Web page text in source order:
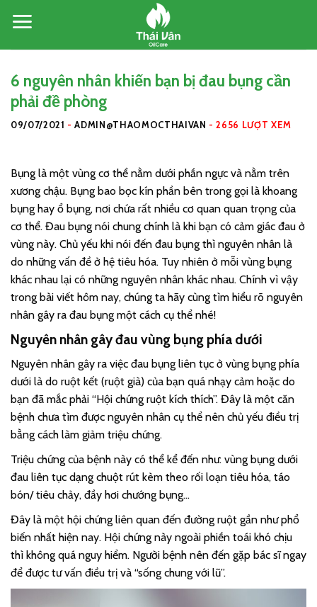
6 nguyên nhân khiến bạn bị đau bụng cần
phải đề phòng
09/07/2021 -ADMIN@THAOMOCTHAIVAN -2656 LƯỢT XEM
Bụng là một vùng cơ thể nằm dưới phần ngực và nằm trên
xương chậu. Bụng bao bọc kín phần bên trong gọi là khoang
bụng hay ổ bụng, nơi chứa rất nhiều cơ quan quan trọng của
cơ thể. Đau bụng nói chung chính là khi bạn có cảm giác đau ở
vùng này. Chủ yếu khi nói đến đau bụng thì nguyên nhân là
do những vấn đề ở hệ tiêu hóa. Tuy nhiên ở mỗi vùng bụng
khác nhau lại có những nguyên nhân khác nhau. Chính vì vậy
trong bài viết hôm nay, chúng ta hãy cùng tìm hiểu rõ nguyên
nhân gây ra đau bụng một cách cụ thể nhé!
Nguyên nhân gây đau vùng bụng phía dưới
Nguyên nhân gây ra việc đau bụng liên tục ở vùng bụng phía
dưới là do ruột kết (ruột già) của bạn quá nhạy cảm hoặc do
bạn đã mắc phải “Hội chứng ruột kích thích”. Đây là một căn
bệnh chưa tìm được nguyên nhân cụ thể nên chủ yếu điều trị
bằng cách làm giảm triệu chứng.
Triệu chứng của bệnh này có thể kể đến như: vùng bụng dưới
đau liên tục dạng chuột rút kèm theo rối loạn tiêu hóa, táo
bón/ tiêu chảy, đầy hơi chướng bụng…
Đây là một hội chứng liên quan đến đường ruột gần như phổ
biến nhất hiện nay. Hội chứng này ngoài phiền toái khó chịu
thì không quá nguy hiểm. Người bệnh nên đến gặp bác sĩ ngay
để được tư vấn điều trị và “sống chung với lũ”.